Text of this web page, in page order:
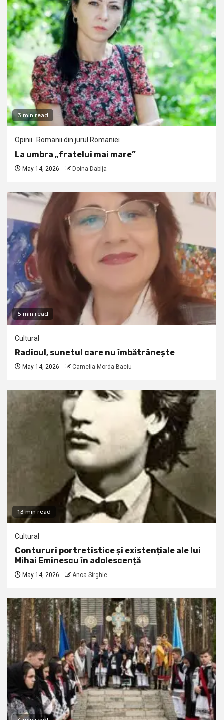
3 min read
Opinii Romanii din jurul Romaniei
La umbra „fratelui mai mare”
May 14, 2026 Doina Dabija
5 min read
Cultural
Radioul, sunetul care nu îmbătrânește
May 14, 2026 Camelia Morda Baciu
13 min read
Cultural
Contururi portretistice și existențiale ale lui
Mihai Eminescu în adolescență
May 14, 2026 Anca Sirghie